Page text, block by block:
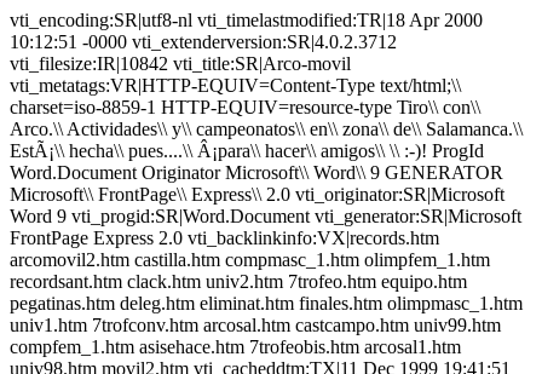
vti_encoding:SR|utf8-nl vti_timelastmodified:TR|18 Apr 2000
10:12:51 -0000 vti_extenderversion:SR|4.0.2.3712
vti_filesize:IR|10842 vti_title:SR|Arco-movil
vti_metatags:VR|HTTP-EQUIV=Content-Type text/html;\\
charset=iso-8859-1 HTTP-EQUIV=resource-type Tiro\\ con\\
Arco.\\ Actividades\\ y\\ campeonatos\\ en\\ zona\\ de\\ Salamanca.\\
EstÃ¡\\ hecha\\ pues....\\ Â¡para\\ hacer\\ amigos\\ \\ :-)! ProgId
Word.Document Originator Microsoft\\ Word\\ 9 GENERATOR
Microsoft\\ FrontPage\\ Express\\ 2.0 vti_originator:SR|Microsoft
Word 9 vti_progid:SR|Word.Document vti_generator:SR|Microsoft
FrontPage Express 2.0 vti_backlinkinfo:VX|records.htm
arcomovil2.htm castilla.htm compmasc_1.htm olimpfem_1.htm
recordsant.htm clack.htm univ2.htm 7trofeo.htm equipo.htm
pegatinas.htm deleg.htm eliminat.htm finales.htm olimpmasc_1.htm
univ1.htm 7trofconv.htm arcosal.htm castcampo.htm univ99.htm
compfem_1.htm asisehace.htm 7trofeobis.htm arcosal1.htm
univ98.htm movil2.htm vti_cacheddtm:TX|11 Dec 1999 19:41:51